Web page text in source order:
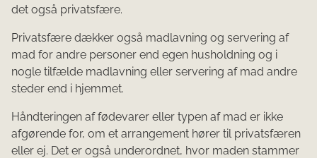
det også privatsfære.
Privatsfære dækker også madlavning og servering af
mad for andre personer end egen husholdning og i
nogle tilfælde madlavning eller servering af mad andre
steder end i hjemmet.
Håndteringen af fødevarer eller typen af mad er ikke
afgørende for, om et arrangement hører til privatsfæren
eller ej. Det er også underordnet, hvor maden stammer